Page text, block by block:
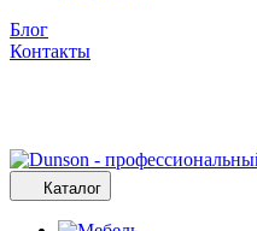
Блог
Контакты
Каталог